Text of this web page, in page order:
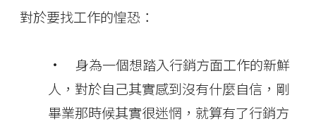
對於要找工作的惶恐：
• 身為一個想踏入行銷方面工作的新鮮
人，對於自己其實感到沒有什麼自信，剛
畢業那時候其實很迷惘，就算有了行銷方